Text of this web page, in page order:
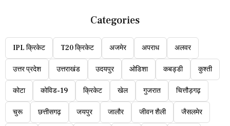
Categories
IPL क्रिकेट T20 क्रिकेट अजमेर अपराध अलवर
उत्तर प्रदेश उत्तराखंड उदयपुर ओडिशा कबड्डी कुश्ती
कोटा कोविड-19 क्रिकेट खेल गुजरात चित्तौड़गढ़
चुरू छत्तीसगढ़ जयपुर जालौर जीवन शैली जैसलमेर